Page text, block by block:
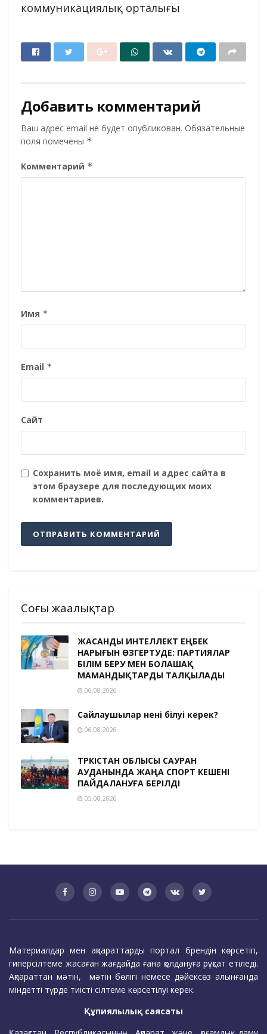
коммуникациялық орталығы
Добавить комментарий
Ваш адрес email не будет опубликован. Обязательные
поля помечены *
Комментарий *
Имя *
Email *
Сайт
Сохранить моё имя, email и адрес сайта в
этом браузере для последующих моих
комментариев.
Соңғы жаңалықтар
ЖАСАНДЫ ИНТЕЛЛЕКТ ЕҢБЕК
НАРЫҒЫН ӨЗГЕРТУДЕ: ПАРТИЯЛАР
БІЛІМ БЕРУ МЕН БОЛАШАҚ
МАМАНДЫҚТАРДЫ ТАЛҚЫЛАДЫ
06.08.2026
Сайлаушылар нені білуі керек?
06.08.2026
ТҮРКІСТАН ОБЛЫСЫ САУРАН
АУДАНЫНДА ЖАҢА СПОРТ КЕШЕНІ
ПАЙДАЛАНУҒА БЕРІЛДІ
05.08.2026
Материалдар мен ақпараттарды портал брендін көрсетіп,
гиперсілтеме жасаған жағдайда ғана қолдануға рұқсат етіледі.
Ақпараттан мәтін, мәтін бөлігі немесе дәйексөз алынғанда
міндетті түрде тиісті сілтеме көрсетілуі керек.
Құпиялылық саясаты